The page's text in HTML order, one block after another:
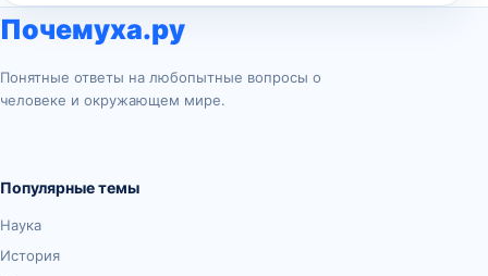
Почемуха.ру
Понятные ответы на любопытные вопросы о
человеке и окружающем мире.
Популярные темы
Наука
История